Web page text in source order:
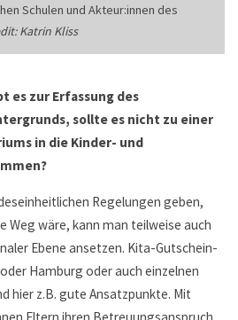
Schulen und Akteur:innen des
Katrin Kliss
es zur Erfassung des
sollte es nicht zu einer
in die Kinder- und
Regelungen geben,
Weg wäre, kann man teilweise auch
Ebene ansetzen. Kita-Gutschein-
Hamburg oder auch einzelnen
hier z.B. gute Ansatzpunkte. Mit